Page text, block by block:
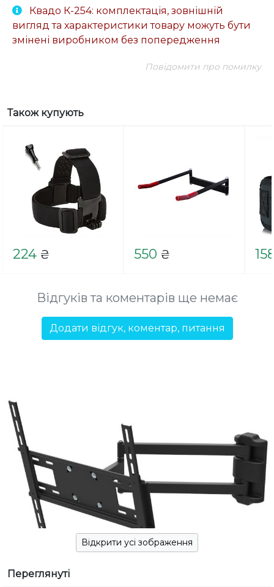
Квадо К-254: комплектація, зовнішній
вигляд та характеристики товару можуть бути
змінені виробником без попередження
Повідомити про помилку
Також купують
224 ₴ 550 ₴
Відгуків та коментарів ще немає
Додати відгук, коментар, питання
Відкрити усі зображення
Переглянуті